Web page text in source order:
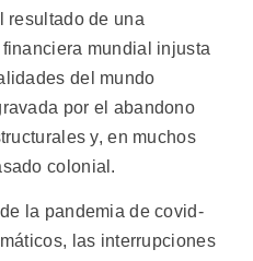
resultado de una
mundial injusta
del mundo
por el abandono
y, en muchos
colonial.
la pandemia de covid-
las interrupciones